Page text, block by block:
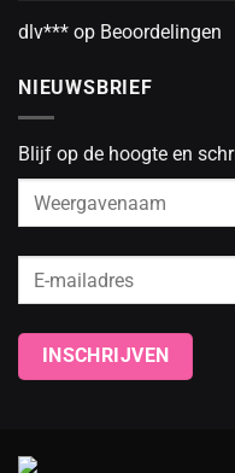
dlv*** op Beoordelingen
NIEUWSBRIEF
Blijf op de hoogte en